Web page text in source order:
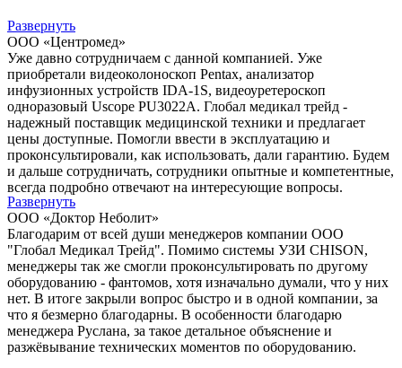
Развернуть
ООО «Центромед»
Уже давно сотрудничаем с данной компанией. Уже
приобретали видеоколоноскоп Pentax, анализатор
инфузионных устройств IDA-1S, видеоуретероскоп
одноразовый Uscope PU3022A. Глобал медикал трейд -
надежный поставщик медицинской техники и предлагает
цены доступные. Помогли ввести в эксплуатацию и
проконсультировали, как использовать, дали гарантию. Будем
и дальше сотрудничать, сотрудники опытные и компетентные,
всегда подробно отвечают на интересующие вопросы.
Развернуть
ООО «Доктор Неболит»
Благодарим от всей души менеджеров компании ООО
"Глобал Медикал Трейд". Помимо системы УЗИ CHISON,
менеджеры так же смогли проконсультировать по другому
оборудованию - фантомов, хотя изначально думали, что у них
нет. В итоге закрыли вопрос быстро и в одной компании, за
что я безмерно благодарны. В особенности благодарю
менеджера Руслана, за такое детальное объяснение и
разжёвывание технических моментов по оборудованию.